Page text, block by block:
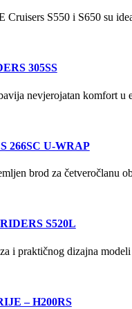
S550 i S650 su
305SS
nevjerojatan komfort u
266SC U-WRAP
brod za četveročlanu
S520L
i praktičnog dizajna
– H200RS